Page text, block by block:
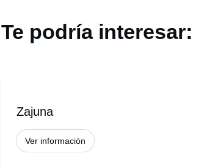
Te podría interesar:
Zajuna
Ver información